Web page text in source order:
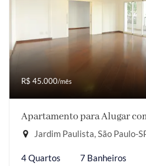
R$ 45.000/mês
Apartamento para Alugar
Jardim Paulista, São Paulo-
4 Quartos 7 Banheiros